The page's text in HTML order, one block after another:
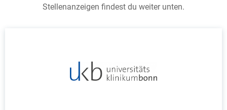
Stellenanzeigen findest du weiter unten.